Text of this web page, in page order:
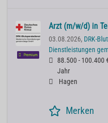
Premium
Arzt (m/w/d) in
03.08.2026, DRK-
Dienstleistungen
88.500 - 100.400
Jahr
Hagen
Merken